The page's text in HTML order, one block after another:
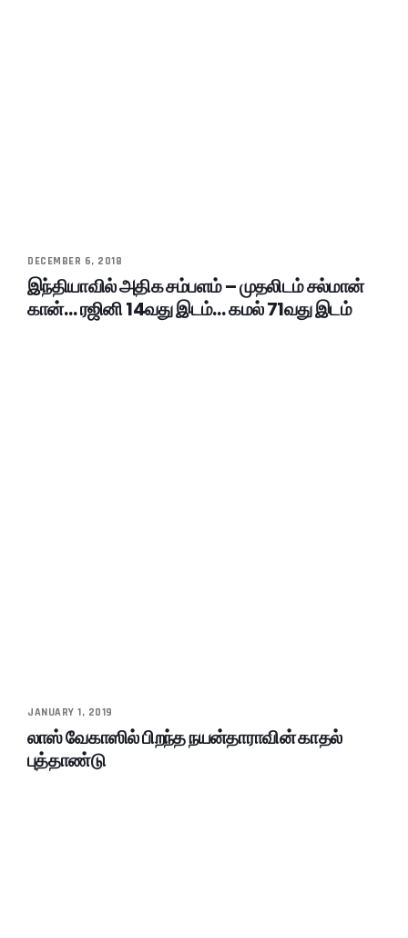
DECEMBER 6, 2018
இந்தியாவில் அதிக சம்பளம் – முதலிடம் சல்மான்
கான்… ரஜினி 14வது இடம்… கமல் 71வது இடம்
JANUARY 1, 2019
லாஸ் வேகாஸில் பிறந்த நயன்தாராவின் காதல்
புத்தாண்டு